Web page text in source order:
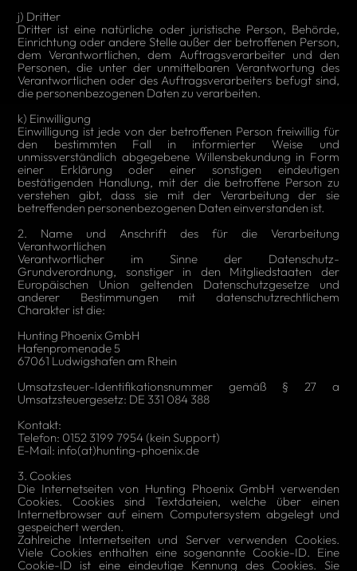
j) Dritter
Dritter ist eine natürliche oder juristische Person, Behörde,
Einrichtung oder andere Stelle außer der betroffenen Person,
dem Verantwortlichen, dem Auftragsverarbeiter und den
Personen, die unter der unmittelbaren Verantwortung des
Verantwortlichen oder des Auftragsverarbeiters befugt sind,
die personenbezogenen Daten zu verarbeiten.
k) Einwilligung
Einwilligung ist jede von der betroffenen Person freiwillig für
den bestimmten Fall in informierter Weise und
unmissverständlich abgegebene Willensbekundung in Form
einer Erklärung oder einer sonstigen eindeutigen
bestätigenden Handlung, mit der die betroffene Person zu
verstehen gibt, dass sie mit der Verarbeitung der sie
betreffenden personenbezogenen Daten einverstanden ist.
2. Name und Anschrift des für die Verarbeitung
Verantwortlichen
Verantwortlicher im Sinne der Datenschutz-
Grundverordnung, sonstiger in den Mitgliedstaaten der
Europäischen Union geltenden Datenschutzgesetze und
anderer Bestimmungen mit datenschutzrechtlichem
Charakter ist die:
Hunting Phoenix GmbH
Hafenpromenade 5
67061 Ludwigshafen am Rhein
Umsatzsteuer-Identifikationsnummer gemäß § 27 a
Umsatzsteuergesetz: DE 331 084 388
Kontakt:
Telefon: 0152 3199 7954 (kein Support)
E-Mail: info(at)hunting-phoenix.de
3. Cookies
Die Internetseiten von Hunting Phoenix GmbH verwenden
Cookies. Cookies sind Textdateien, welche über einen
Internetbrowser auf einem Computersystem abgelegt und
gespeichert werden.
Zahlreiche Internetseiten und Server verwenden Cookies.
Viele Cookies enthalten eine sogenannte Cookie-ID. Eine
Cookie-ID ist eine eindeutige Kennung des Cookies. Sie